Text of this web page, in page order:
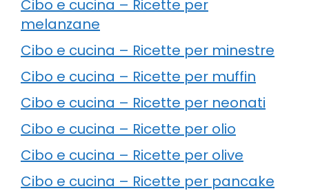
Cibo e cucina – Ricette per
melanzane
Cibo e cucina – Ricette per minestre
Cibo e cucina – Ricette per muffin
Cibo e cucina – Ricette per neonati
Cibo e cucina – Ricette per olio
Cibo e cucina – Ricette per olive
Cibo e cucina – Ricette per pancake